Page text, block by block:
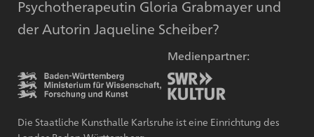
Psychotherapeutin Gloria Grabmayer und
der Autorin Jaqueline Scheiber?
Medienpartner:
Die Staatliche Kunsthalle Karlsruhe ist eine Einrichtung des